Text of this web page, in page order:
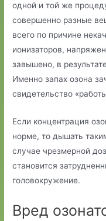
одной и той же
совершенно разные
всего по причине
ионизаторов,
завышено, в
Именно запах озона
свидетельство
Если концентрация
норме, то дышать
случае чрезмерной
становится
головокружение.
Вред